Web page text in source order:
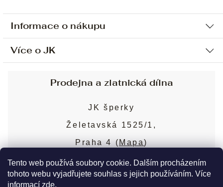
Tento web používá soubory cookie. Dalším procházením
tohoto webu vyjadřujete souhlas s jejich používáním. Více
informací zde.
Informace o nákupu
Ochrana osobních údajů
Sjednání osobní schůzky
Obchodní podmínky
Puncovní značky
Více o JK
Blog
Nejčastější dotazy
Prodejna a zlatnická dílna
JK šperky
Želetavská 1525/1,
Praha 4 (Mapa)
Více o prodejně